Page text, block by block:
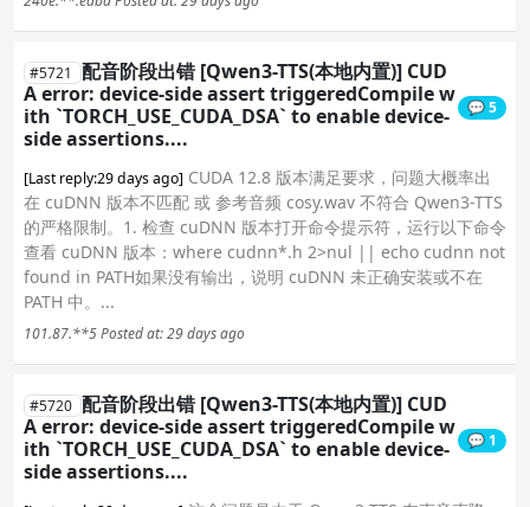
#5721 配音阶段出错 [Qwen3-TTS(本地内置)] CUD
A error: device-side assert triggeredCompile w
ith `TORCH_USE_CUDA_DSA` to enable device-
side assertions....
💬 5
[Last reply:29 days ago] CUDA 12.8 版本满足要求，问题大概率出
在 cuDNN 版本不匹配 或 参考音频 cosy.wav 不符合 Qwen3-TTS
的严格限制。1. 检查 cuDNN 版本打开命令提示符，运行以下命令
查看 cuDNN 版本：where cudnn*.h 2>nul || echo cudnn not
found in PATH如果没有输出，说明 cuDNN 未正确安装或不在
PATH 中。...
101.87.**5Posted at: 29 days ago
#5720 配音阶段出错 [Qwen3-TTS(本地内置)] CUD
A error: device-side assert triggeredCompile w
ith `TORCH_USE_CUDA_DSA` to enable device-
side assertions....
💬 1